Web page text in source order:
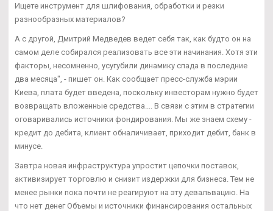
Ищете инструмент для шлифования, обработки и резки
разнообразных материалов?
А с другой, Дмитрий Медведев ведет себя так, как будто он на
самом деле собирался реализовать все эти начинания. Хотя эти
факторы, несомненно, усугубили динамику спада в последние
два месяца", - пишет он. Как сообщает пресс-служба мэрии
Киева, плата будет введена, поскольку инвесторам нужно будет
возвращать вложенные средства.... В связи с этим в стратегии
оговаривались источники фондирования. Мы же знаем схему -
кредит до дебита, клиент обналичивает, приходит дебит, банк в
минусе.
Завтра новая инфраструктура упростит цепочки поставок,
активизирует торговлю и снизит издержки для бизнеса. Тем не
менее рынки пока почти не реагируют на эту девальвацию. На
что нет денег Объемы и источники финансирования остальных